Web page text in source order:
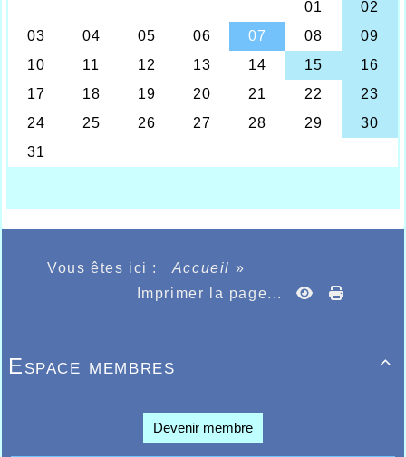
Rares sont les compétitions actuellement en
athlétisme, car seuls les athlètes sur les listes du
« haut niveau » peuvent participer au peu de
compétitions proposées pour ce mois de janvier
2021, une entrée d’année très compliquée par la
pandémie qui prive et démoralise bon nombre de
sportifs amateurs, qui, ne l’oublions pas sont les
sportifs de haut niveau de demain, et cette
perspective d’avenir pour le sport en général ne se
compétition organisée en salle à Liévin ce samedi
16 janvier 2021, une reprise de compétition où les
athlètes présents ont faim de pouvoir s’exprimer et
présentait sur la ligne de départ de l’écrin Liévinois
l’épreuve du 3000m marche, avec, certes une
Vous êtes ici : Accueil »
Imprimer la page...

Espace membres
Devenir membre